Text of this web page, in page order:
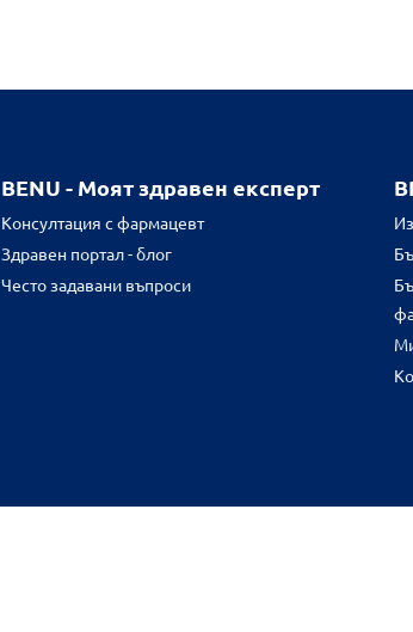
BENU - Моят здравен експерт
Консултация с фармацевт
Здравен портал - блог
Често задавани въпроси